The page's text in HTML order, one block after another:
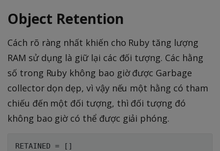
Object Retention
Cách rõ ràng nhất khiến cho Ruby tăng lượng
RAM sử dụng là giữ lại các đối tượng. Các hằng
số trong Ruby không bao giờ được Garbage
collector dọn dẹp, vì vậy nếu một hằng có tham
chiếu đến một đối tượng, thì đối tượng đó
không bao giờ có thể được giải phóng.
RETAINED = []